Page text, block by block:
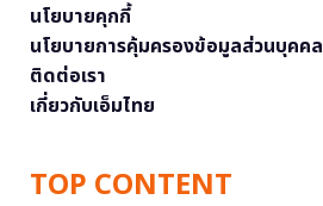
นโยบายคุกกี้
นโยบายการคุ้มครองข้อมูลส่วนบุคคล
ติดต่อเรา
เกี่ยวกับเอ็มไทย
TOP CONTENT